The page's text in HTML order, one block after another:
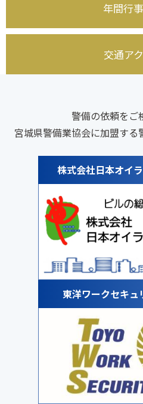
年間行
交通ア
警備の依頼をご
宮城県警備業協会に加盟する
株式会社日本オイ
東洋ワークセキュ